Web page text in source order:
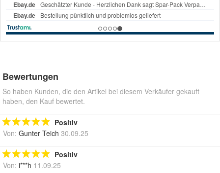
Bewertungen
So haben Kunden, die den Artikel bei diesem Verkäufer gekauft
haben, den Kauf bewertet.
Positiv
Von: Gunter Teich 30.09.25
Positiv
Von: i***h 11.09.25